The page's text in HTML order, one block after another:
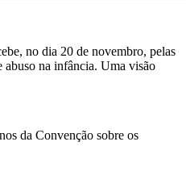
no dia 20 de novembro, pelas
abuso na infância. Uma visão
da Convenção sobre os